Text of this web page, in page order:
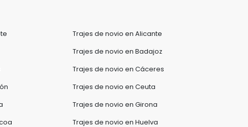
Trajes de novio en Alicante
Trajes de novio en Badajoz
Trajes de novio en Cáceres
Trajes de novio en Ceuta
Trajes de novio en Girona
Trajes de novio en Huelva